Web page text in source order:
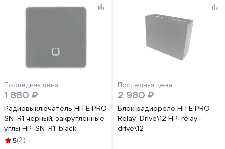
Последняя цена
1 880 ₽
Радиовыключатель HiTE PRO
SN-R1 черный, закругленные
углы HP-SN-R1-black
5(2)
Последняя цена
2 980 ₽
Блок радиореле HiTE PRO
Relay-Drive\12 HP-relay-
drive\12